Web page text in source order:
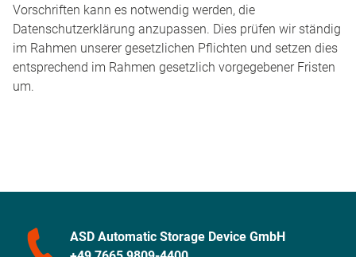
Vorschriften kann es notwendig werden, die
Datenschutzerklärung anzupassen. Dies prüfen wir ständig
im Rahmen unserer gesetzlichen Pflichten und setzen dies
entsprechend im Rahmen gesetzlich vorgegebener Fristen
um.
ASD Automatic Storage Device GmbH